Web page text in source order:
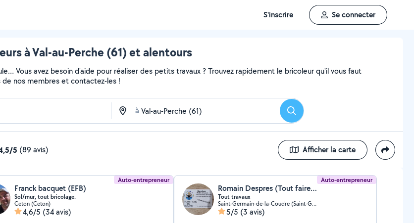
S'inscrire Se connecter
à Val-au-Perche (61) et alentours
Vous avez besoin d'aide pour réaliser des petits travaux ? Trouvez rapidement le bricoleur qu'il vous faut
de nos membres et contactez-les !
à Rechercher
5 (89 avis) Afficher la carte
Auto-entrepreneur
Franck bacquet (EFB)
Sol/mur, tout bricolage.
Ceton (Ceton)
4,6/5 (34 avis)
Auto-entrepreneur
Romain Despres (Tout faire by romain)
Tout travaux
Saint-Germain-de-la-Coudre (Saint-Germain-de-la-Coudre)
5/5 (3 avis)